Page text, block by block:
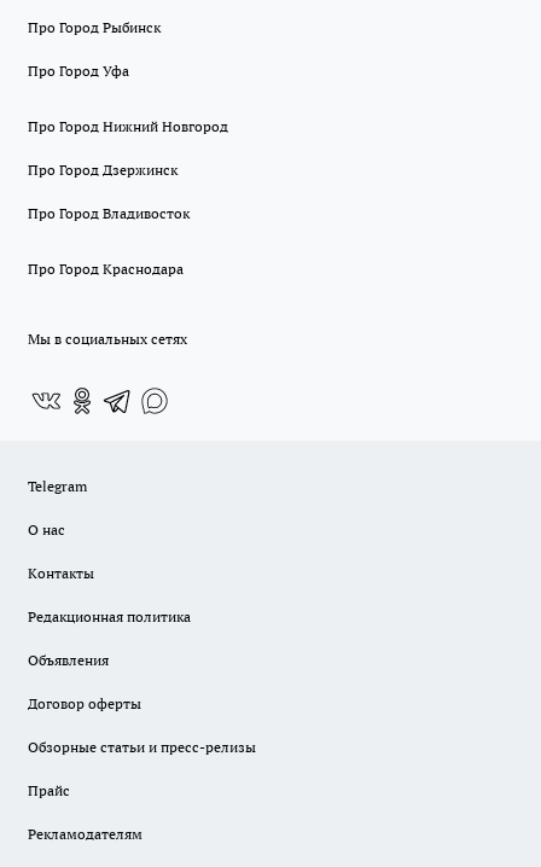
Про Город Рыбинск
Про Город Уфа
Про Город Нижний Новгород
Про Город Дзержинск
Про Город Владивосток
Про Город Краснодара
Мы в социальных сетях
Telegram
О нас
Контакты
Редакционная политика
Объявления
Договор оферты
Обзорные статьи и пресс-релизы
Прайс
Рекламодателям